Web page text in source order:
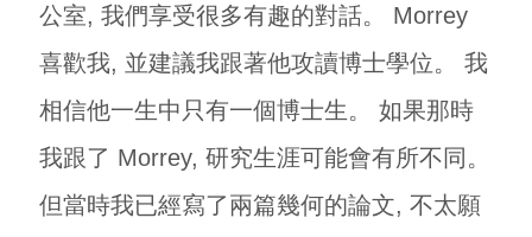
公室, 我們享受很多有趣的對話。 Morrey
喜歡我, 並建議我跟著他攻讀博士學位。 我
相信他一生中只有一個博士生。 如果那時
我跟了 Morrey, 研究生涯可能會有所不同。
但當時我已經寫了兩篇幾何的論文, 不太願